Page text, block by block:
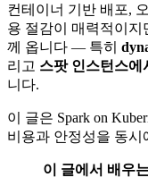
컨테이너 기반 배포,
용 절감이 매력적이
께 옵니다 — 특히
리고 스팟 인스턴스에
니다.
이 글은 Spark on
비용과 안정성을 동
이 글에서 배우